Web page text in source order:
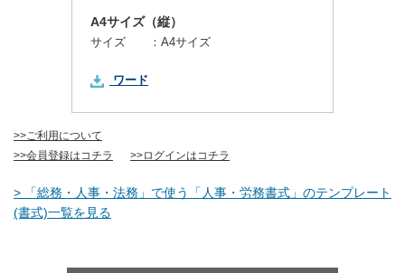
A4サイズ（縦）
サイズ ： A4サイズ
ワード
>>ご利用について
>>会員登録はコチラ
>>ログインはコチラ
> 「総務・人事・法務」で使う「人事・労務書式」のテンプレート
(書式)一覧を見る